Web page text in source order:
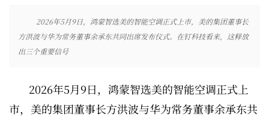
2026年5月9日，鸿蒙智选美的智能空调正式上市，美的集团董事长
方洪波与华为常务董事余承东共同出席发布仪式。在钉科技看来，这释放
出三个重要信号
2026年5月9日，鸿蒙智选美的智能空调正式上
市，美的集团董事长方洪波与华为常务董事余承东共